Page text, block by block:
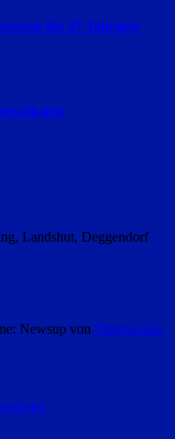
für 47-Jährigen
Landshut, Deggendorf
Newsup von Themeansar